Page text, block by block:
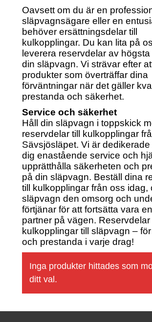
Oavsett om du är en
släpvagnsägare eller en
behöver ersättningsdelar till
kulkopplingar. Du kan lita på
leverera reservdelar av högsta
din släpvagn. Vi strävar efter
produkter som överträffar dina
förväntningar när det gäller
prestanda och säkerhet.
Service och säkerhet
Håll din släpvagn i toppskick
reservdelar till kulkopplingar
Sävsjösläpet. Vi är dedikerade
dig enastående service och
upprätthålla säkerheten och
på din släpvagn. Beställ dina
till kulkopplingar från oss idag,
släpvagn den omsorg och
förtjänar för att fortsätta vara
partner på vägen. Reservdelar
kulkopplingar till släpvagn –
och prestanda i varje drag!
Inga produkter hittades som
ditt val.